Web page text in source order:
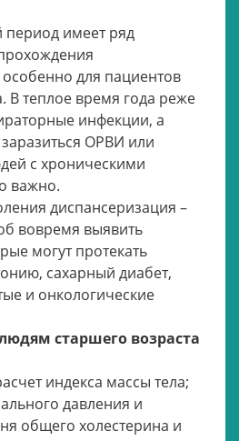
период имеет ряд
для пациентов
В теплое время года реже
инфекции, а
ОРВИ или
с хроническими
важно.
диспансеризация –
вовремя выявить
могут протекать
сахарный диабет,
и онкологические
старшего возраста
индекса массы тела;
давления и
общего холестерина и